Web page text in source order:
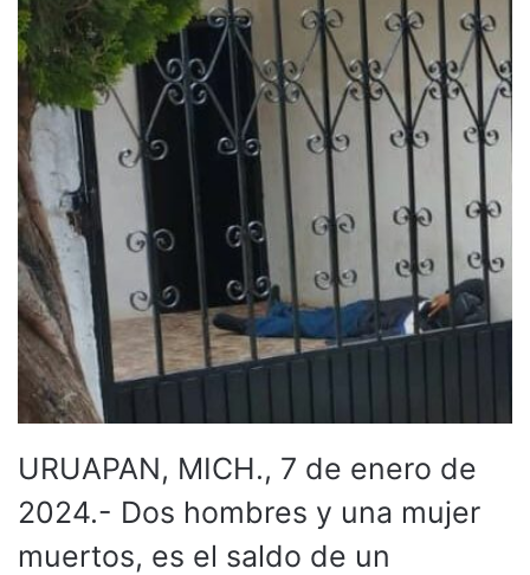
URUAPAN, MICH., 7 de enero de
2024.- Dos hombres y una mujer
muertos, es el saldo de un